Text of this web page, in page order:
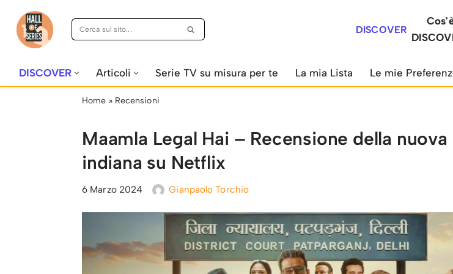
Vai
DISCOVER
DISCOVER Articoli Serie TV su misura per te La mia Lista Le mie
Home » Recensioni
Maamla Legal Hai – Recensione della nuova
indiana su Netflix
6 Marzo 2024 Gianpaolo Torchio